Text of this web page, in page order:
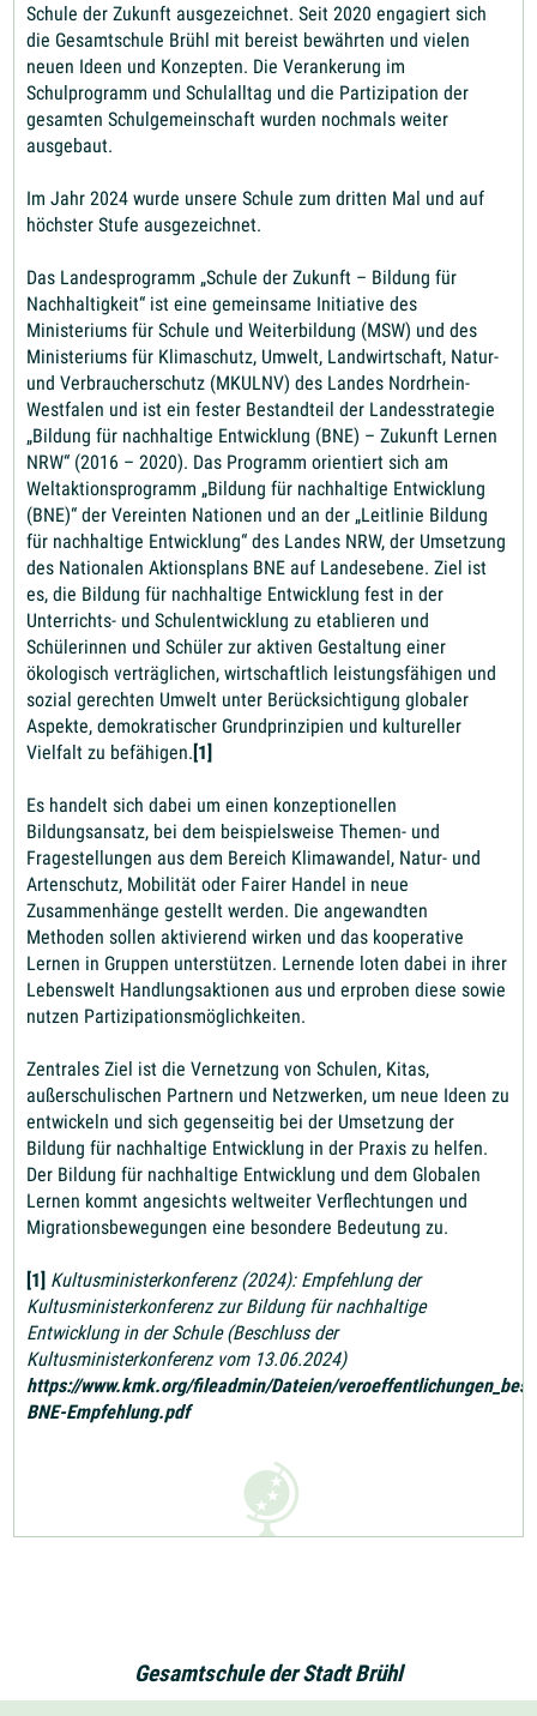
Schule der Zukunft ausgezeichnet. Seit 2020 engagiert sich
die Gesamtschule Brühl mit bereist bewährten und vielen
neuen Ideen und Konzepten. Die Verankerung im
Schulprogramm und Schulalltag und die Partizipation der
gesamten Schulgemeinschaft wurden nochmals weiter
ausgebaut.
Im Jahr 2024 wurde unsere Schule zum dritten Mal und auf
höchster Stufe ausgezeichnet.
Das Landesprogramm „Schule der Zukunft – Bildung für
Nachhaltigkeit“ ist eine gemeinsame Initiative des
Ministeriums für Schule und Weiterbildung (MSW) und des
Ministeriums für Klimaschutz, Umwelt, Landwirtschaft, Natur-
und Verbraucherschutz (MKULNV) des Landes Nordrhein-
Westfalen und ist ein fester Bestandteil der Landesstrategie
„Bildung für nachhaltige Entwicklung (BNE) – Zukunft Lernen
NRW“ (2016 – 2020). Das Programm orientiert sich am
Weltaktionsprogramm „Bildung für nachhaltige Entwicklung
(BNE)“ der Vereinten Nationen und an der „Leitlinie Bildung
für nachhaltige Entwicklung“ des Landes NRW, der Umsetzung
des Nationalen Aktionsplans BNE auf Landesebene. Ziel ist
es, die Bildung für nachhaltige Entwicklung fest in der
Unterrichts- und Schulentwicklung zu etablieren und
Schülerinnen und Schüler zur aktiven Gestaltung einer
ökologisch verträglichen, wirtschaftlich leistungsfähigen und
sozial gerechten Umwelt unter Berücksichtigung globaler
Aspekte, demokratischer Grundprinzipien und kultureller
Vielfalt zu befähigen. [1]
Es handelt sich dabei um einen konzeptionellen
Bildungsansatz, bei dem beispielsweise Themen- und
Fragestellungen aus dem Bereich Klimawandel, Natur- und
Artenschutz, Mobilität oder Fairer Handel in neue
Zusammenhänge gestellt werden. Die angewandten
Methoden sollen aktivierend wirken und das kooperative
Lernen in Gruppen unterstützen. Lernende loten dabei in ihrer
Lebenswelt Handlungsaktionen aus und erproben diese sowie
nutzen Partizipationsmöglichkeiten.
Zentrales Ziel ist die Vernetzung von Schulen, Kitas,
außerschulischen Partnern und Netzwerken, um neue Ideen zu
entwickeln und sich gegenseitig bei der Umsetzung der
Bildung für nachhaltige Entwicklung in der Praxis zu helfen.
Der Bildung für nachhaltige Entwicklung und dem Globalen
Lernen kommt angesichts weltweiter Verflechtungen und
Migrationsbewegungen eine besondere Bedeutung zu.
[1] Kultusministerkonferenz (2024): Empfehlung der
Kultusministerkonferenz zur Bildung für nachhaltige
Entwicklung in der Schule (Beschluss der
Kultusministerkonferenz vom 13.06.2024)
https://www.kmk.org/fileadmin/Dateien/
BNE-Empfehlung.pdf
Gesamtschule der Stadt Brühl